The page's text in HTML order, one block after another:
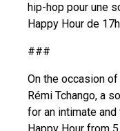
hip-hop pour une
Happy Hour de
###
On the occasion
Rémi Tchango, a
for an intimate